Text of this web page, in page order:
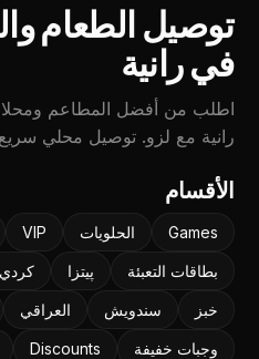
توصيل الطعام
في رانية
اطلب من أفضل المطاعم
رانية مع لزو. توصيل محلي سريع
الأقسام
Games الحلويات VIP
بطاقات التعبئة پیتزا كردي
خبز سندويش العراقي
وجبات خفيفة Discounts